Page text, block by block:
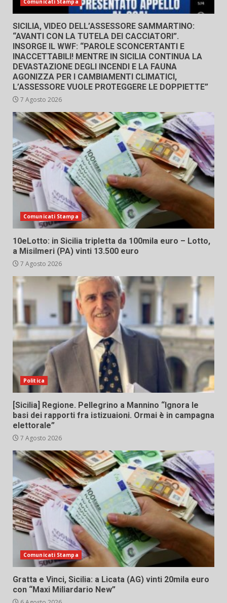
Comunicati Stampa
SICILIA, VIDEO DELL’ASSESSORE SAMMARTINO:
“AVANTI CON LA TUTELA DEI CACCIATORI”.
INSORGE IL WWF: “PAROLE SCONCERTANTI E
INACCETTABILI! MENTRE IN SICILIA CONTINUA LA
DEVASTAZIONE DEGLI INCENDI E LA FAUNA
AGONIZZA PER I CAMBIAMENTI CLIMATICI,
L’ASSESSORE VUOLE PROTEGGERE LE DOPPIETTE”
7 Agosto 2026
Comunicati Stampa
10eLotto: in Sicilia tripletta da 100mila euro – Lotto,
a Misilmeri (PA) vinti 13.500 euro
7 Agosto 2026
Politica
[Sicilia] Regione. Pellegrino a Mannino “Ignora le
basi dei rapporti fra istizuaioni. Ormai è in campagna
elettorale”
7 Agosto 2026
Comunicati Stampa
Gratta e Vinci, Sicilia: a Licata (AG) vinti 20mila euro
con “Maxi Miliardario New”